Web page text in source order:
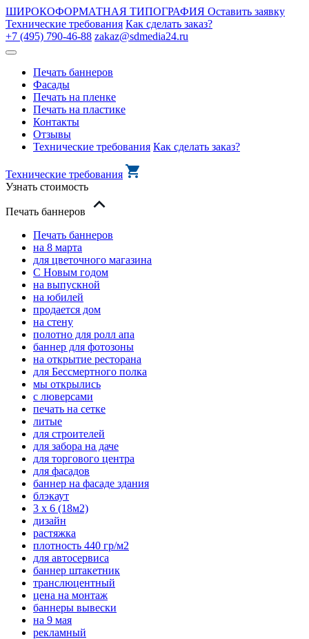
ШИРОКОФОРМАТНАЯ ТИПОГРАФИЯ Оставить заявку
Технические требования Как сделать заказ?
+7 (495) 790-46-88 zakaz@sdmedia24.ru
Печать баннеров
Фасады
Печать на пленке
Печать на пластике
Контакты
Отзывы
Технические требования Как сделать заказ?
Технические требования
Узнать стоимость
Печать баннеров
Печать баннеров
на 8 марта
для цветочного магазина
С Новым годом
на выпускной
на юбилей
продается дом
на стену
полотно для ролл апа
баннер для фотозоны
на открытие ресторана
для Бессмертного полка
мы открылись
с люверсами
печать на сетке
литые
для строителей
для забора на даче
для торгового центра
для фасадов
баннер на фасаде здания
блэкаут
3 х 6 (18м2)
дизайн
растяжка
плотность 440 гр/м2
для автосервиса
баннер штакетник
транслюцентный
цена на монтаж
баннеры вывески
на 9 мая
рекламный